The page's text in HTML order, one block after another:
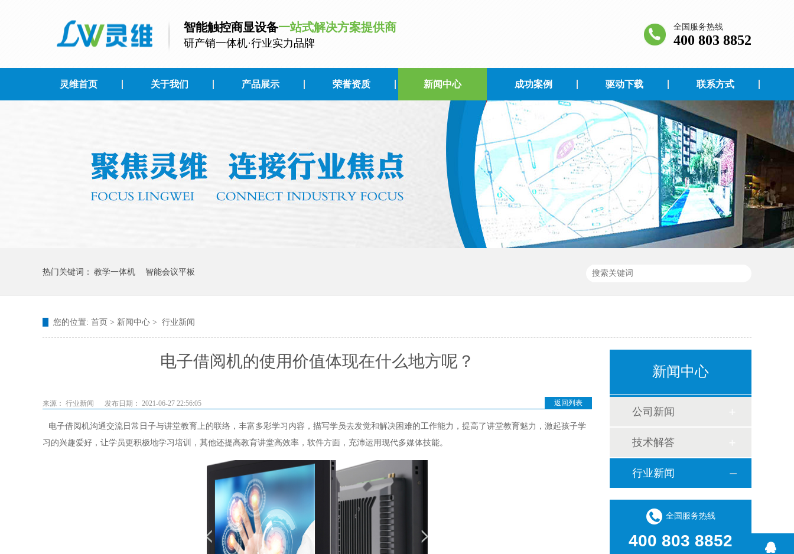
智能触控商显设备一站式解决方案提供商
研产销一体机·行业实力品牌
全国服务热线
400 803 8852
灵维首页 关于我们 产品展示 荣誉资质 新闻中心 成功案例 驱动下载 联系方式
热门关键词： 教学一体机 智能会议平板
您的位置: 首页 > 新闻中心 > 行业新闻
新闻中心
公司新闻
技术解答
行业新闻
全国服务热线
400 803 8852
电子借阅机的使用价值体现在什么地方呢？
返回列表
来源： 行业新闻 发布日期： 2021-06-27 22:56:05
电子借阅机沟通交流日常日子与讲堂教育上的联络，丰富多彩学习内容，描写学员去发觉和解决困难的工作能力，提高了讲堂教育魅力，激起孩子学
习的兴趣爱好，让学员更积极地学习培训，其他还提高教育讲堂高效率，软件方面，充沛运用现代多媒体技能。